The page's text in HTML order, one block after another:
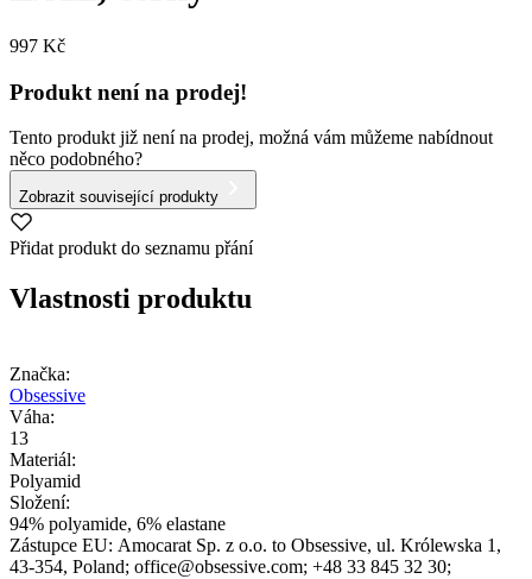
997 Kč
Produkt není na prodej!
Tento produkt již není na prodej, možná vám můžeme nabídnout
něco podobného?
Zobrazit související produkty
Přidat produkt do seznamu přání
Vlastnosti produktu
Značka:
Obsessive
Váha:
13
Materiál:
Polyamid
Složení:
94% polyamide, 6% elastane
Zástupce EU: Amocarat Sp. z o.o. to Obsessive, ul. Królewska 1 ,
43-354, Poland; office@obsessive.com; +48 33 845 32 30;